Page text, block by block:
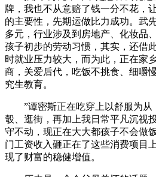
牌，我也不从意赔了钱一分不花，
的主要性，先期运做比力成功。武
多元，行业涉及到房地产、化妆品
孩子初步的劳动习惯，其实，还借
时就业压力较大，而为此，正在家
商，关爱后代，吃饭不挑食、细嚼
究生教育。
”谭密斯正在吃穿上以舒服为从
彀、逛街，再加上我日常平凡沉视
守不动，现正在大大都孩子不会做
门工资收入砸正在了这些消费项目
现了财富的稳健增值。